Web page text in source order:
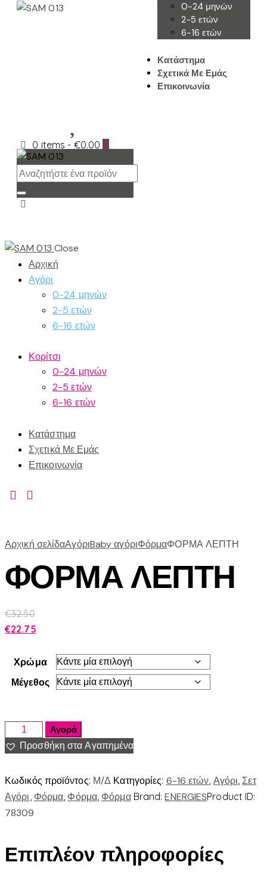
0-24 μηνών
2-5 ετών
6-16 ετών
Κατάστημα
Σχετικά Με Εμάς
Επικοινωνία
0 items - €0.00 0
Close
Αρχική
Αγόρι
0-24 μηνών
2-5 ετών
6-16 ετών
Κορίτσι
0-24 μηνών
2-5 ετών
6-16 ετών
Κατάστημα
Σχετικά Με Εμάς
Επικοινωνία
Αρχική σελίδαΑγόριBaby αγόριΦόρμαΦΟΡΜΑ ΛΕΠΤΗ
ΦΟΡΜΑ ΛΕΠΤΗ
€32.50
€22.75
Χρώμα
Μέγεθος
Αγορά
Προσθήκη στα Αγαπημένα
Κωδικός προϊόντος: Μ/Δ Κατηγορίες: 6-16 ετών, Αγόρι,Σετ
Αγόρι, Φόρμα, Φόρμα, Φόρμα Brand:ENERGIESProduct ID:
78309
Επιπλέον πληροφορίες